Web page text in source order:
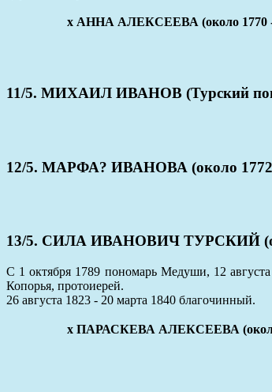
x АННА АЛЕКСЕЕВА (около 1770 -
11/5. МИХАИЛ ИВАНОВ (Турский
12/5. МАРФА? ИВАНОВА (около 1772
13/5. СИЛА ИВАНОВИЧ ТУРСКИЙ
С 1 октября 1789 пономарь Медуши, 12
Копорья, протоиерей.
26 августа 1823 - 20 марта 1840 благочинный.
x ПАРАСКЕВА АЛЕКСЕЕВА (около